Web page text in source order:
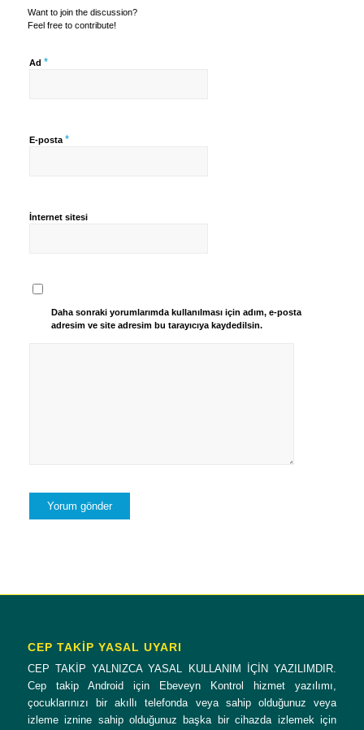
Want to join the discussion?
Feel free to contribute!
Ad *
E-posta *
İnternet sitesi
Daha sonraki yorumlarımda kullanılması için adım, e-posta
adresim ve site adresim bu tarayıcıya kaydedilsin.
CEP TAKİP YASAL UYARI
CEP TAKİP YALNIZCA YASAL KULLANIM İÇİN YAZILIMDIR.
Cep takip Android için Ebeveyn Kontrol hizmet yazılımı,
çocuklarınızı bir akıllı telefonda veya sahip olduğunuz veya
izleme iznine sahip olduğunuz başka bir cihazda izlemek için